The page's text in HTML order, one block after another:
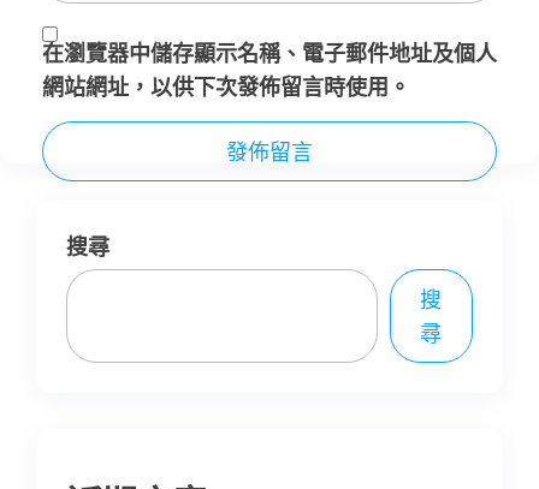
在瀏覽器中儲存顯示名稱、電子郵件地址及個人
網站網址，以供下次發佈留言時使用。
搜尋
搜
尋